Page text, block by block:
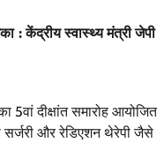
: केंद्रीय स्वास्थ्य मंत्री जेपी
दीक्षांत समारोह आयोजित
सर्जरी और रेडिएशन थेरेपी जैसे